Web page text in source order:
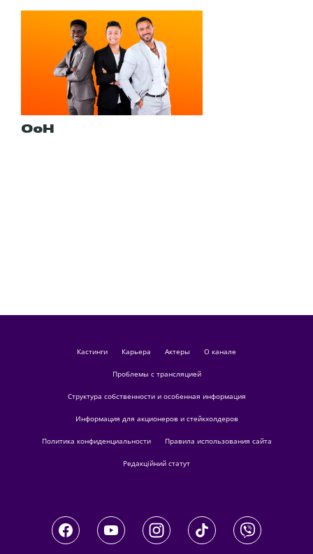
ОоН
кастинги Карьера актеры О канале
Проблемы с трансляцией
Структура собственности и особенная информация
Информация для акционеров и стейкхолдеров
Политика конфиденциальности Правила использования сайта
Редакційний статут